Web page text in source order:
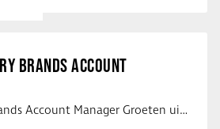
BRANDS ACCOUNT
Vacature Luxury Brands Account Manager Groeten uit Spanje! Vanaf mijn …